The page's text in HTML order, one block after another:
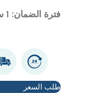
فترة الضمان: 1 سنة
طلب السعر